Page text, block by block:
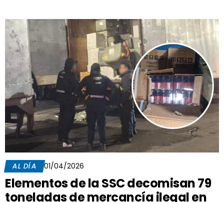
AL DÍA 01/04/2026
Elementos de la SSC decomisan 79
toneladas de mercancía ilegal en